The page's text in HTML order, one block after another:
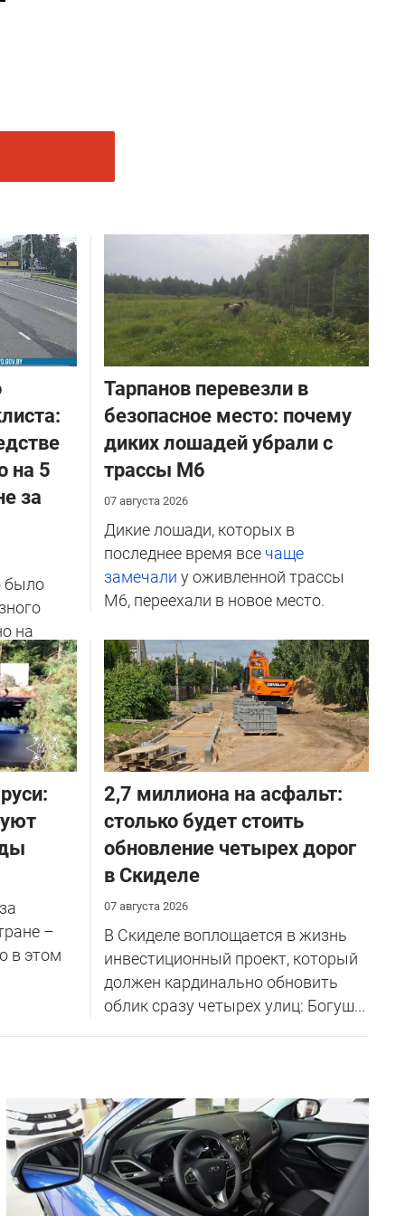
на 5
за
было
на
Тарпанов перевезли в
безопасное место: почему
диких лошадей убрали с
трассы М6
07 августа 2026
Дикие лошади, которых в
последнее время все чаще
замечали у оживленной трассы
М6, переехали в новое место.
–
в этом
2,7 миллиона на асфальт:
столько будет стоить
обновление четырех дорог
в Скиделе
07 августа 2026
В Скиделе воплощается в жизнь
инвестиционный проект, который
должен кардинально обновить
облик сразу четырех улиц: Богуш...